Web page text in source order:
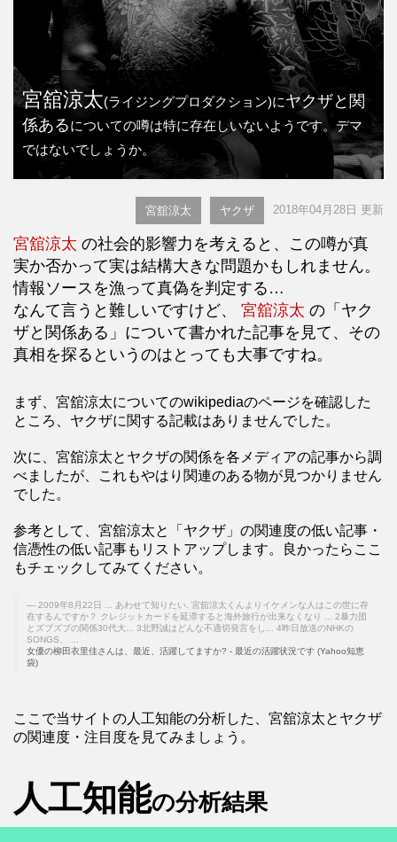
宮舘涼太(ライジングプロダクション)にヤクザと関
係あるについての噂は特に存在しいないようです。デマ
ではないでしょうか。
宮舘涼太 ヤクザ 2018年04月28日 更新
宮舘涼太 の社会的影響力を考えると、この噂が真
実か否かって実は結構大きな問題かもしれません。
情報ソースを漁って真偽を判定する…
なんて言うと難しいですけど、 宮舘涼太 の「ヤク
ザと関係ある」について書かれた記事を見て、その
真相を探るというのはとっても大事ですね。
まず、宮舘涼太についてのwikipediaのページを確認した
ところ、ヤクザに関する記載はありませんでした。
次に、宮舘涼太とヤクザの関係を各メディアの記事から調
べましたが、これもやはり関連のある物が見つかりません
でした。
参考として、宮舘涼太と「ヤクザ」の関連度の低い記事・
信憑性の低い記事もリストアップします。良かったらここ
もチェックしてみてください。
2009年8月22日 ... あわせて知りたい. 宮舘涼太くんよりイケメンな人はこの世に存
在するんですか？ クレジットカードを延滞すると海外旅行が出来なくなり ... 2暴力団
とズブズブの関係30代大... 3北野誠はどんな不適切発言をし... 4昨日放送のNHKの
SONGS、 ...
女優の柳田衣里佳さんは、最近、活躍してますか? - 最近の活躍状況です (Yahoo知恵
袋)
ここで当サイトの人工知能の分析した、宮舘涼太とヤクザ
の関連度・注目度を見てみましょう。
人工知能の分析結果